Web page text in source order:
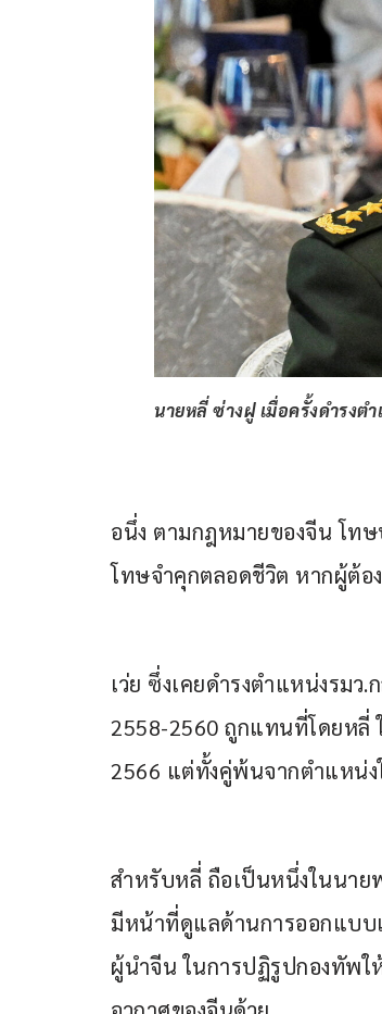
นายหลี่ ซ่างฝู เมื่อครั้งดำรงต
อนึ่ง ตามกฎหมายของจีน โท
โทษจำคุกตลอดชีวิต หากผู้ต้อ
เว่ย ซึ่งเคยดำรงตำแหน่งรม
2558-2560 ถูกแทนที่โดยหลี่
2566 แต่ทั้งคู่พ้นจากตำแหน่ง
สำหรับหลี่ ถือเป็นหนึ่งในนาย
มีหน้าที่ดูแลด้านการออกแบบ
ผู้นำจีน ในการปฏิรูปกองทัพ